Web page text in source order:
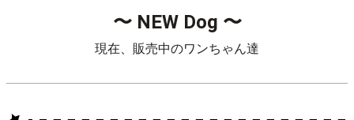
〜 NEW Dog 〜
現在、販売中のワンちゃん達